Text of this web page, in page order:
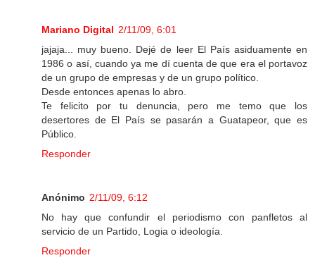
Mariano Digital 2/11/09, 6:01
jajaja... muy bueno. Dejé de leer El País asiduamente en
1986 o así, cuando ya me dí cuenta de que era el portavoz
de un grupo de empresas y de un grupo político.
Desde entonces apenas lo abro.
Te felicito por tu denuncia, pero me temo que los
desertores de El País se pasarán a Guatapeor, que es
Público.
Responder
Anónimo 2/11/09, 6:12
No hay que confundir el periodismo con panfletos al
servicio de un Partido, Logia o ideología.
Responder